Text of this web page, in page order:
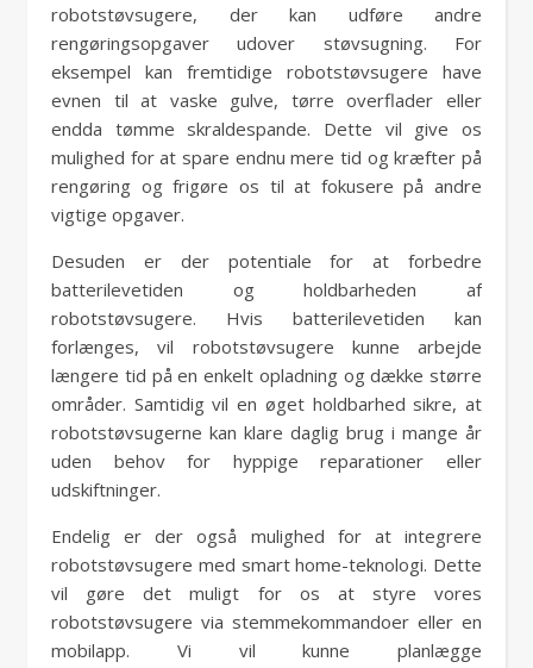
robotstøvsugere, der kan udføre andre
rengøringsopgaver udover støvsugning. For
eksempel kan fremtidige robotstøvsugere have
evnen til at vaske gulve, tørre overflader eller
endda tømme skraldespande. Dette vil give os
mulighed for at spare endnu mere tid og kræfter på
rengøring og frigøre os til at fokusere på andre
vigtige opgaver.
Desuden er der potentiale for at forbedre
batterilevetiden og holdbarheden af
robotstøvsugere. Hvis batterilevetiden kan
forlænges, vil robotstøvsugere kunne arbejde
længere tid på en enkelt opladning og dække større
områder. Samtidig vil en øget holdbarhed sikre, at
robotstøvsugerne kan klare daglig brug i mange år
uden behov for hyppige reparationer eller
udskiftninger.
Endelig er der også mulighed for at integrere
robotstøvsugere med smart home-teknologi. Dette
vil gøre det muligt for os at styre vores
robotstøvsugere via stemmekommandoer eller en
mobilapp. Vi vil kunne planlægge